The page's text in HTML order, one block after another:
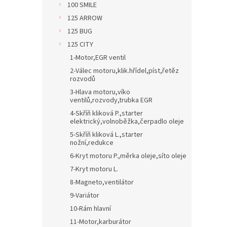
100 SMILE
125 ARROW
125 BUG
125 CITY
1-Motor,EGR ventil
2-Válec motoru,klik.hřídel,píst,řetěz
rozvodů
3-Hlava motoru,víko
ventilů,rozvody,trubka EGR
4-Skříň kliková P.,starter
elektrický,volnoběžka,čerpadlo oleje
5-Skříň kliková L.,starter
nožní,redukce
6-Kryt motoru P.,měrka oleje,síto oleje
7-Kryt motoru L.
8-Magneto,ventilátor
9-Variátor
10-Rám hlavní
11-Motor,karburátor